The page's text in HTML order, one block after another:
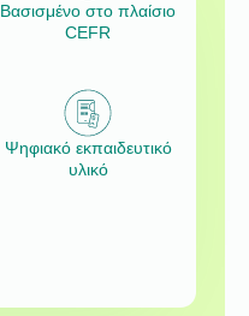
Βασισμένο στο πλαίσιο
CEFR
Ψηφιακό εκπαιδευτικό
υλικό